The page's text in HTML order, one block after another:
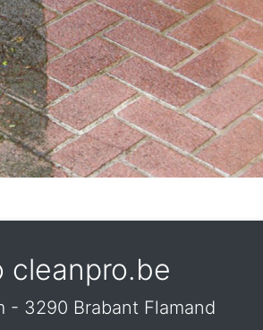
cleanpro.be
- 3290 Brabant Flamand